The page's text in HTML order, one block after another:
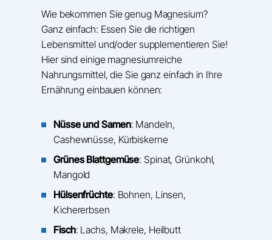
Wie bekommen Sie genug Magnesium?
Ganz einfach: Essen Sie die richtigen
Lebensmittel und/oder supplementieren Sie!
Hier sind einige magnesiumreiche
Nahrungsmittel, die Sie ganz einfach in Ihre
Ernährung einbauen können:
Nüsse und Samen: Mandeln,
Cashewnüsse, Kürbiskerne
Grünes Blattgemüse: Spinat, Grünkohl,
Mangold
Hülsenfrüchte: Bohnen, Linsen,
Kichererbsen
Fisch: Lachs, Makrele, Heilbutt